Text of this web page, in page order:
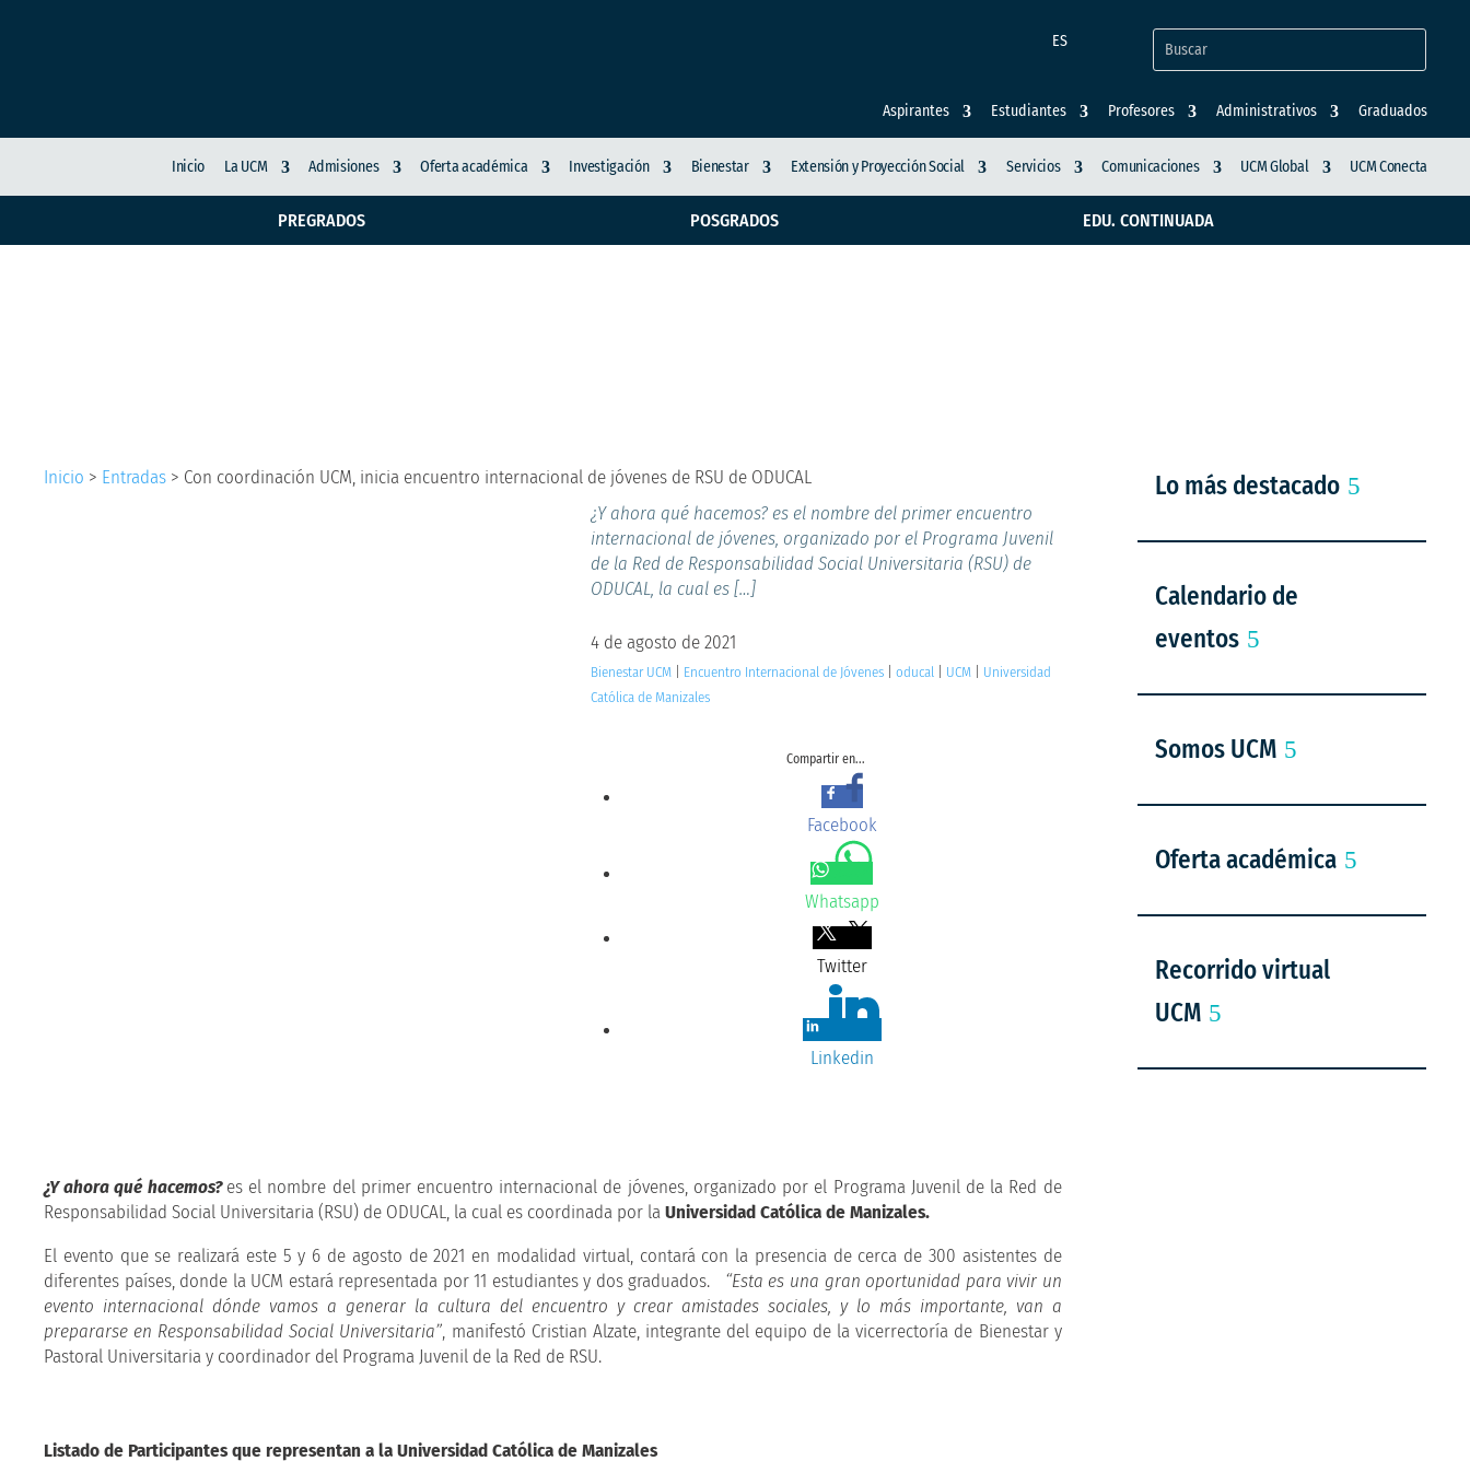
ES
Aspirantes Estudiantes Profesores Administrativos Graduados
Inicio La UCM Admisiones Oferta académica Investigación Bienestar Extensión y Proyección Social Servicios Comunicaciones UCM Global UCM Conecta
PREGRADOS POSGRADOS EDU. CONTINUADA
Inicio > Entradas > Con coordinación UCM, inicia encuentro internacional de jóvenes de RSU de ODUCAL
¿Y ahora qué hacemos? es el nombre del primer encuentro
internacional de jóvenes, organizado por el Programa Juvenil
de la Red de Responsabilidad Social Universitaria (RSU) de
ODUCAL, la cual es […]
4 de agosto de 2021
Bienestar UCM Encuentro Internacional de Jóvenes |oducal UCM
Universidad
Católica de Manizales
Compartir en...
Facebook
Whatsapp
Twitter
Linkedin
¿Y ahora qué hacemos?es el nombre del primer encuentro internacional de jóvenes, organizado por el Programa Juvenil de la Red de
Responsabilidad Social Universitaria (RSU) de ODUCAL, la cual es coordinada por laUniversidad Católica de Manizales.
El evento que se realizará este 5 y 6 de agosto de 2021 en modalidad virtual, contará con la presencia de cerca de 300 asistentes de
diferentes países, donde la UCM estará representada por 11 estudiantes y dos graduados.
“Esta es una gran oportunidad para vivir un
evento internacional dónde vamos a generar la cultura del encuentro y crear amistades sociales, y lo más importante, van a
prepararse en Responsabilidad Social Universitaria”, manifestó Cristian Alzate, integrante del equipo de la vicerrectoría de Bienestar y
Pastoral Universitaria y coordinador del Programa Juvenil de la Red de RSU.
Listado de Participantes que representan a la Universidad Católica de Manizales
Lo más destacado
Calendario de
eventos
Somos UCM
Oferta académica
Recorrido virtual
UCM